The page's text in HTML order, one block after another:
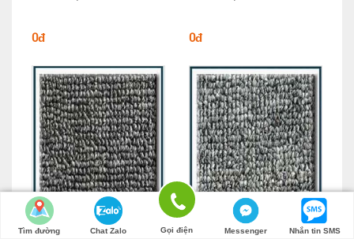
0đ 0đ
Tìm đường Chat Zalo Gọi điện Messenger Nhắn tin SMS